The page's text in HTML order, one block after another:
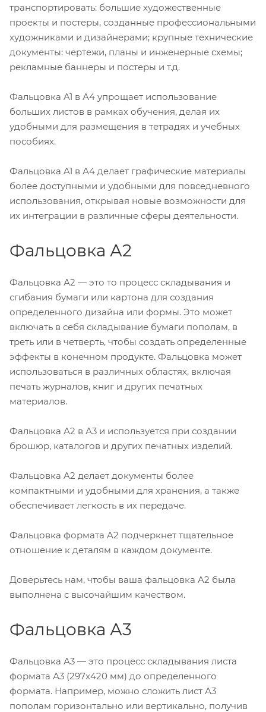
транспортировать: большие художественные
проекты и постеры, созданные профессиональными
художниками и дизайнерами; крупные технические
документы: чертежи, планы и инженерные схемы;
рекламные баннеры и постеры и т.д.
Фальцовка A1 в А4 упрощает использование
больших листов в рамках обучения, делая их
удобными для размещения в тетрадях и учебных
пособиях.
Фальцовка A1 в А4 делает графические материалы
более доступными и удобными для повседневного
использования, открывая новые возможности для
их интеграции в различные сферы деятельности.
Фальцовка А2
Фальцовка А2 — это то процесс складывания и
сгибания бумаги или картона для создания
определенного дизайна или формы. Это может
включать в себя складывание бумаги пополам, в
треть или в четверть, чтобы создать определенные
эффекты в конечном продукте. Фальцовка может
использоваться в различных областях, включая
печать журналов, книг и других печатных
материалов.
Фальцовка А2 в А3 и используется при создании
брошюр, каталогов и других печатных изделий.
Фальцовка A2 делает документы более
компактными и удобными для хранения, а также
обеспечивает легкость в их передаче.
Фальцовка формата A2 подчеркнет тщательное
отношение к деталям в каждом документе.
Доверьтесь нам, чтобы ваша фальцовка A2 была
выполнена с высочайшим качеством.
Фальцовка А3
Фальцовка А3 — это процесс складывания листа
формата А3 (297x420 мм) до определенного
формата. Например, можно сложить лист А3
пополам горизонтально или вертикально, получив